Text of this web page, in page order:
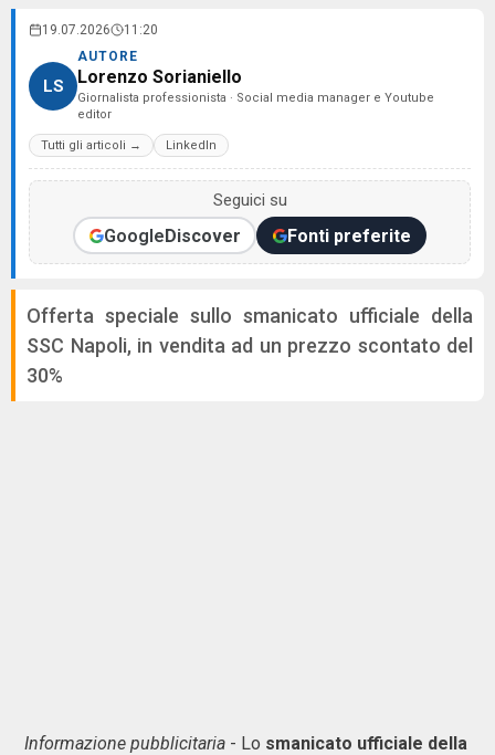
19.07.2026 11:20
LS
AUTORE
Lorenzo Sorianiello
Giornalista professionista · Social media manager e Youtube
editor
Tutti gli articoli → LinkedIn
Seguici su
GoogleDiscover Fonti preferite
Offerta speciale sullo smanicato ufficiale della
SSC Napoli, in vendita ad un prezzo scontato del
30%
Informazione pubblicitaria - Lo smanicato ufficiale della